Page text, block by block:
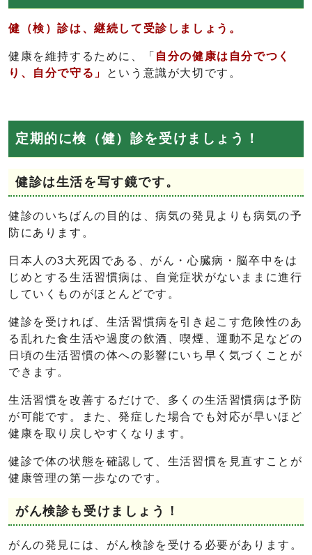
健（検）診は、継続して受診しましょう。
健康を維持するために、「 自分の健康は自分でつく
り、自分で守る」
という意識が大切です。
定期的に検（健）診を受けましょう！
健診は生活を写す鏡です。
健診のいちばんの目的は、病気の発見よりも病気の予
防にあります。
日本人の3大死因である、がん・心臓病・脳卒中をは
じめとする生活習慣病は、自覚症状がないままに進行
していくものがほとんどです。
健診を受ければ、生活習慣病を引き起こす危険性のあ
る乱れた食生活や過度の飲酒、喫煙、運動不足などの
日頃の生活習慣の体への影響にいち早く気づくことが
できます。
生活習慣を改善するだけで、多くの生活習慣病は予防
が可能です。また、発症した場合でも対応が早いほど
健康を取り戻しやすくなります。
健診で体の状態を確認して、生活習慣を見直すことが
健康管理の第一歩なのです。
がん検診も受けましょう！
がんの発見には、がん検診を受ける必要があります。